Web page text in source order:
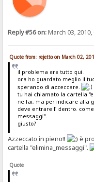
Reply #56 on:March 03, 2010,
Quote from: rejetto on March 02,
il problema era tutto qui.
ora ho guardato meglio il
sperando di azzeccare.
tu hai chiamato la cartella
ne fai, ma per indicare alla
deve entrare lì dentro.
messaggi".
giusto?
Azzeccato in pieno!!
è
cartella "elimina_messaggi".
Quote